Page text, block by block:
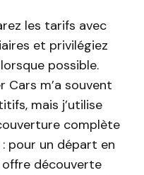
les tarifs avec
et privilégiez
possible.
Cars m’a souvent
mais j’utilise
complète
pour un départ en
offre découverte